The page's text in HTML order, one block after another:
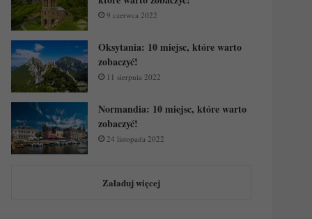
9 czerwca 2022
Oksytania: 10 miejsc, które warto
zobaczyć!
11 sierpnia 2022
Normandia: 10 miejsc, które warto
zobaczyć!
24 listopada 2022
Załaduj więcej